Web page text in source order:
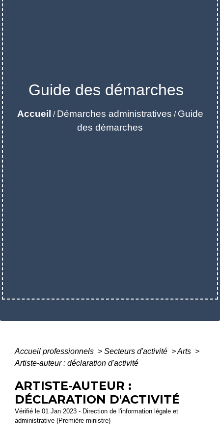
Guide des démarches
Accueil / Démarches administratives / Guide
des démarches
Accueil professionnels > Secteurs d'activité >Arts >
Artiste-auteur : déclaration d'activité
ARTISTE-AUTEUR :
DÉCLARATION D'ACTIVITÉ
Vérifié le 01 Jan 2023 - Direction de l'information légale et
administrative (Première ministre)